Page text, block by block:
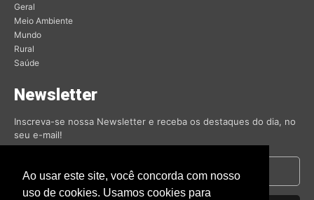
Geral
Meio Ambiente
Mundo
Rural
Saúde
Newsletter
Inscreva-se nossa Newsletter e receba os destaques do dia, no
seu e-mail!
Ao usar este site, você concorda com nosso
uso de cookies. Usamos cookies para